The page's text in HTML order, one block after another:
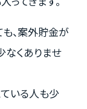
、案外貯金が
なくありませ
いる人も少